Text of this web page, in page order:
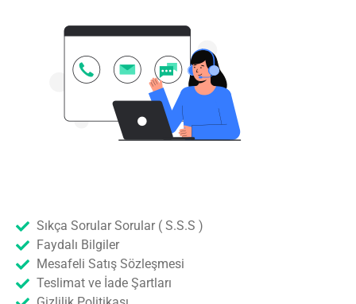
Sıkça Sorular Sorular ( S.S.S )
Faydalı Bilgiler
Mesafeli Satış Sözleşmesi
Teslimat ve İade Şartları